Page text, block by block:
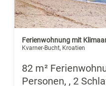
Ferienwohnung mit
Kvarner-Bucht, Kroatien
82 m²
Personen, , 2